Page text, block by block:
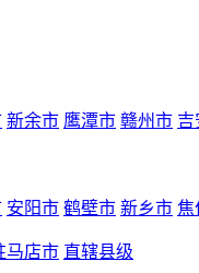
新余市 鹰潭市 赣州市 吉
安阳市 鹤壁市 新乡市 焦
马店市 直辖县级